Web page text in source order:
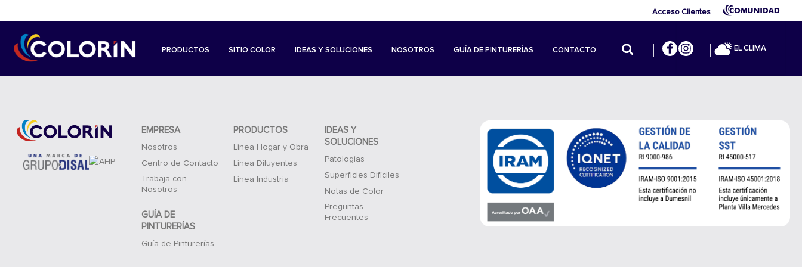
Acceso Clientes
PRODUCTOS SITIO COLOR IDEAS Y SOLUCIONES NOSOTROS GUÍA DE PINTURERÍAS CONTACTO EL CLIMA
EMPRESA
Nosotros
Centro de Contacto
Trabaja con
Nosotros
GUÍA DE
PINTURERÍAS
Guía de Pinturerías
PRODUCTOS
Línea Hogar y Obra
Línea Diluyentes
Línea Industria
IDEAS Y
SOLUCIONES
Patologías
Superficies Difíciles
Notas de Color
Preguntas
Frecuentes